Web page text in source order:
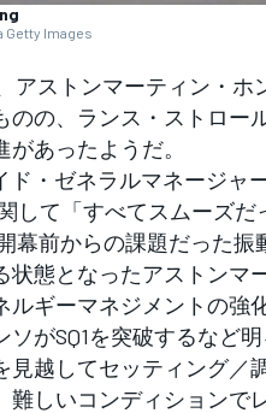
Getty Images
アストンマーティン・
のの、ランス・ストロー
あったようだ。
・ゼネラルマネージャ
して「すべてスムーズだ
幕前からの課題だった振
状態となったアストンマ
ギーマネジメントの強
がSQ1を突破するなど
越してセッティング／
しいコンディションで